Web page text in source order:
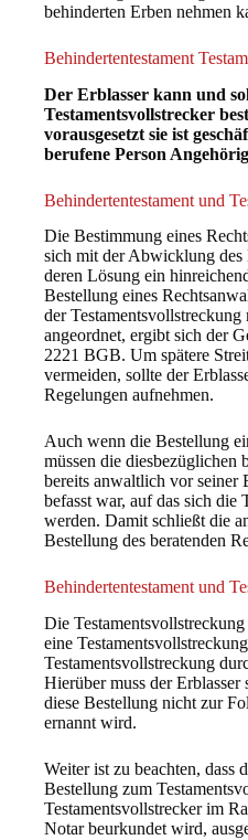
behinderten Erben nehmen
Behindertentestament
Der Erblasser kann und
Testamentsvollstrecker
vorausgesetzt sie ist
berufene Person
Behindertentestament und
Die Bestimmung eines
sich mit der Abwicklung des
deren Lösung ein
Bestellung eines
der
angeordnet, ergibt sich der
2221 BGB. Um spätere
vermeiden, sollte der
Regelungen aufnehmen.
Auch wenn die Bestellung
müssen die
bereits anwaltlich vor seiner
befasst war, auf das sich die
werden. Damit schließt die
Bestellung des beratenden
Behindertentestament und
Die
eine
Testamentsvollstreckung
Hierüber muss der Erblasser
diese Bestellung nicht zur
ernannt wird.
Weiter ist zu beachten, dass
Bestellung zum
Testamentsvollstrecker im
Notar beurkundet wird,